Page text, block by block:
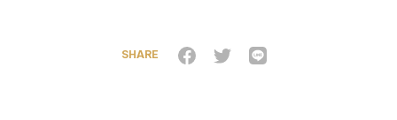
SHARE